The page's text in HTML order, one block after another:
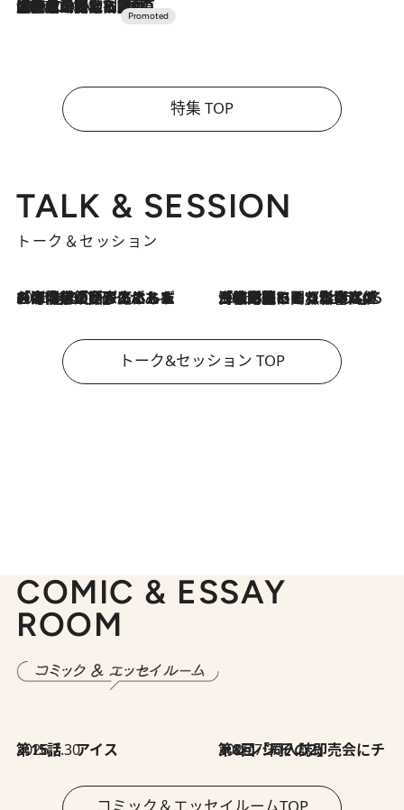
2026.7.10
NEW OPEN！【界 草津】名湯の地に誕生。趣の異なる2種の温泉と上州ならではの会席・蕎麦割烹など美食を味わう究極の癒やし旅
特集 TOP
TALK & SESSION
トーク＆セッション
2026.8.3
「今後値上げがあるとすれば…」「リスクがあるのは今年の冬」エネルギー専門家が語る、ホルムズ海峡封鎖が家庭にもたらす“ある心配” 2026.8.3
「住宅建てられない…」「サーチャージ料の高値が続いている」ホルムズ海峡封鎖による影響はいつまで続く？《エネルギー専門家に聞く“どうなる日本の暮らし”》
トーク&セッション TOP
COMIC & ESSAY
ROOM
2026.7.30
第15話 アイス 2026.7.30
第8回「同人誌即売会にチャレンジ その2」